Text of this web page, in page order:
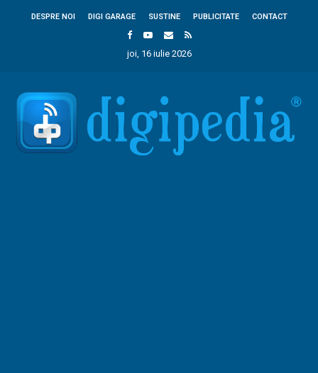
DESPRE NOI DIGI GARAGE SUSTINE PUBLICITATE CONTACT
joi, 16 iulie 2026